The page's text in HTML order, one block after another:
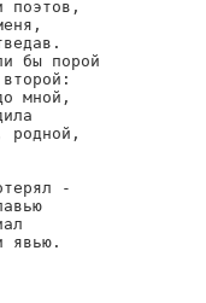
поэтов,
бы порой
мной,
родной,
-